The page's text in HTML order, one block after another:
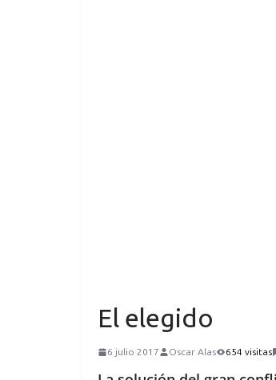
El elegido
6 julio 2017 Oscar Alas 654 visitas